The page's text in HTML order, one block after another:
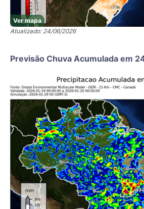
Ver mapa
Atualizado: 24/06/2026
Previsão Chuva Acumulada em